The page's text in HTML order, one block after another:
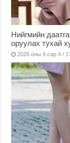
Нийгмийн
оруулах тухай
2026 оны 6 сар 4 /